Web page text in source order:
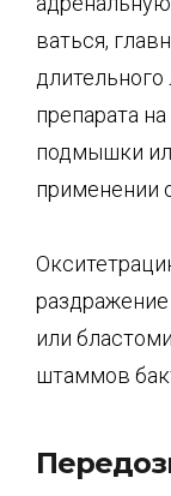
ваться,
препарата
подмышки
применении
или
штаммов